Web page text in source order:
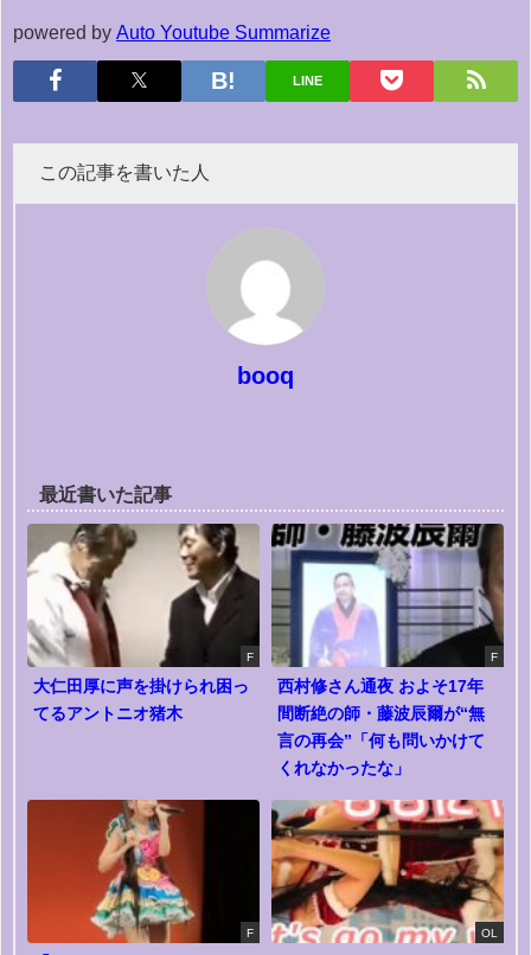
powered by Auto Youtube Summarize
LINE
この記事を書いた人
booq
最近書いた記事
F
大仁田厚に声を掛けられ困っ
てるアントニオ猪木
F
西村修さん通夜 およそ17年
間断絶の師・藤波辰爾が“無
言の再会”「何も問いかけて
くれなかったな」
F OL